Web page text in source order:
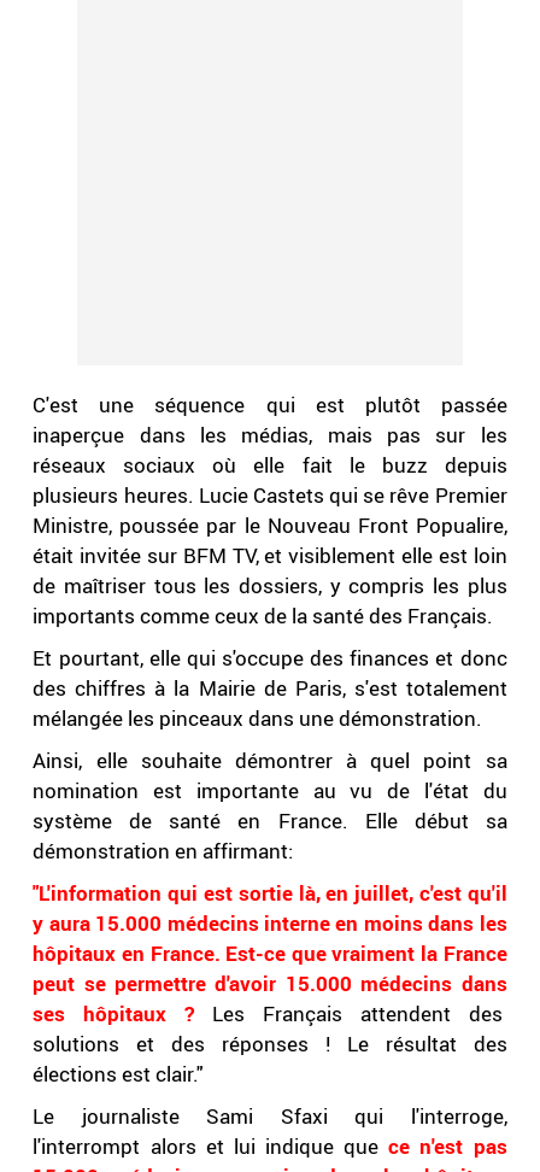
C'est une séquence qui est plutôt passée
inaperçue dans les médias, mais pas sur les
réseaux sociaux où elle fait le buzz depuis
plusieurs heures. Lucie Castets qui se rêve Premier
Ministre, poussée par le Nouveau Front Popualire,
était invitée sur BFM TV, et visiblement elle est loin
de maîtriser tous les dossiers, y compris les plus
importants comme ceux de la santé des Français.
Et pourtant, elle qui s'occupe des finances et donc
des chiffres à la Mairie de Paris, s'est totalement
mélangée les pinceaux dans une démonstration.
Ainsi, elle souhaite démontrer à quel point sa
nomination est importante au vu de l'état du
système de santé en France. Elle début sa
démonstration en affirmant:
"L'information qui est sortie là, en juillet, c'est qu'il
y aura 15.000 médecins interne en moins dans les
hôpitaux en France. Est-ce que vraiment la France
peut se permettre d'avoir 15.000 médecins dans
ses hôpitaux ? Les Français attendent des
solutions et des réponses ! Le résultat des
élections est clair."
Le journaliste Sami Sfaxi qui l'interroge,
l'interrompt alors et lui indique quece n'est pas